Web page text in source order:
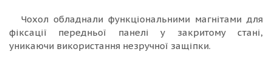
Чохол обладнали функціональними магнітами для
фіксації передньої панелі у закритому стані,
уникаючи використання незручної защіпки.